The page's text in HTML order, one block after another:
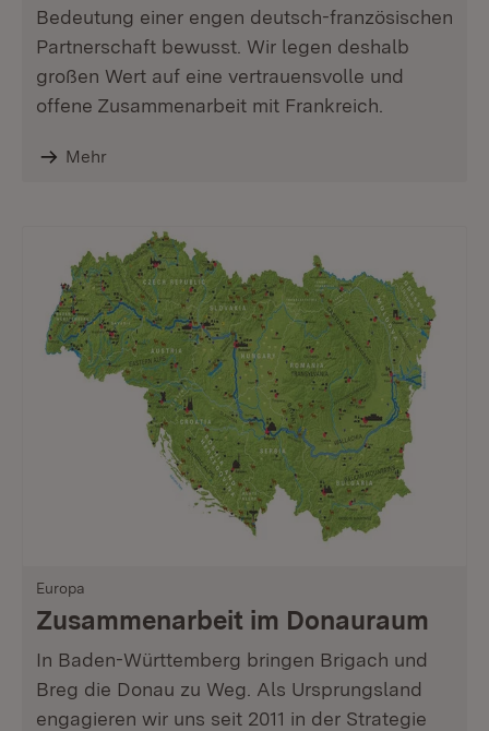
Bedeutung einer engen deutsch-französischen
Partnerschaft bewusst. Wir legen deshalb
großen Wert auf eine vertrauensvolle und
offene Zusammenarbeit mit Frankreich.
Mehr
Europa
Zusammenarbeit im Donauraum
In Baden-Württemberg bringen Brigach und
Breg die Donau zu Weg. Als Ursprungsland
engagieren wir uns seit 2011 in der Strategie